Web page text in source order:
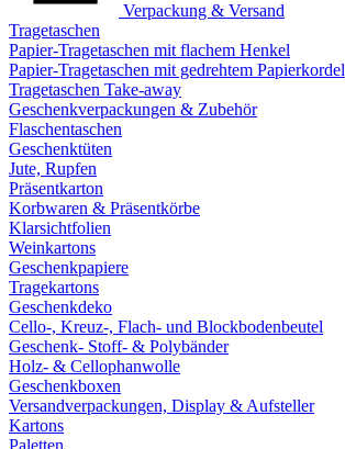
Verpackung & Versand
Tragetaschen
Papier-Tragetaschen mit flachem Henkel
Papier-Tragetaschen mit gedrehtem Papierkordel
Tragetaschen Take-away
Geschenkverpackungen & Zubehör
Flaschentaschen
Geschenktüten
Jute, Rupfen
Präsentkarton
Korbwaren & Präsentkörbe
Klarsichtfolien
Weinkartons
Geschenkpapiere
Tragekartons
Geschenkdeko
Cello-, Kreuz-, Flach- und Blockbodenbeutel
Geschenk- Stoff- & Polybänder
Holz- & Cellophanwolle
Geschenkboxen
Versandverpackungen, Display & Aufsteller
Kartons